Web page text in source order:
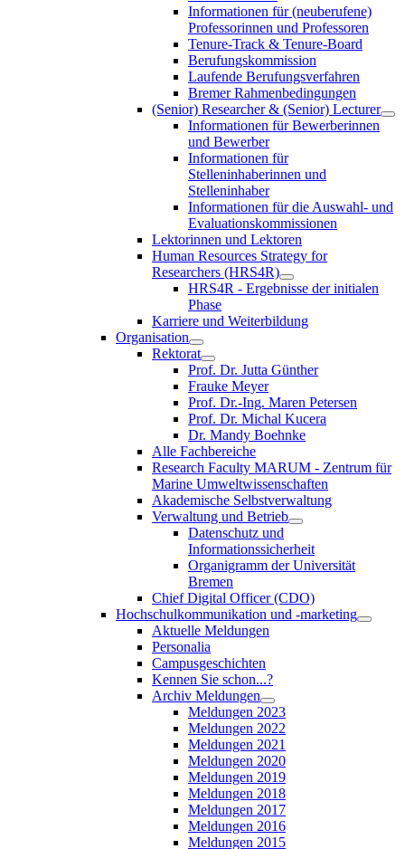
Informationen für (neuberufene)
Professorinnen und Professoren
Tenure-Track & Tenure-Board
Berufungskommission
Laufende Berufungsverfahren
Bremer Rahmenbedingungen
(Senior) Researcher & (Senior) Lecturer
Informationen für Bewerberinnen
und Bewerber
Informationen für
Stelleninhaberinnen und
Stelleninhaber
Informationen für die Auswahl- und
Evaluationskommissionen
Lektorinnen und Lektoren
Human Resources Strategy for
Researchers (HRS4R)
HRS4R - Ergebnisse der initialen
Phase
Karriere und Weiterbildung
Organisation
Rektorat
Prof. Dr. Jutta Günther
Frauke Meyer
Prof. Dr.-Ing. Maren Petersen
Prof. Dr. Michal Kucera
Dr. Mandy Boehnke
Alle Fachbereiche
Research Faculty MARUM - Zentrum für
Marine Umweltwissenschaften
Akademische Selbstverwaltung
Verwaltung und Betrieb
Datenschutz und
Informationssicherheit
Organigramm der Universität
Bremen
Chief Digital Officer (CDO)
Hochschulkommunikation und -marketing
Aktuelle Meldungen
Personalia
Campusgeschichten
Kennen Sie schon...?
Archiv Meldungen
Meldungen 2023
Meldungen 2022
Meldungen 2021
Meldungen 2020
Meldungen 2019
Meldungen 2018
Meldungen 2017
Meldungen 2016
Meldungen 2015